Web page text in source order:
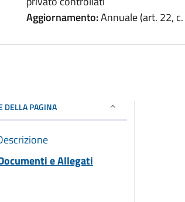
Aggiornamento:Annuale (art. 22,
DELLA PAGINA
e Allegati